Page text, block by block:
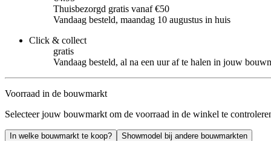
Thuisbezorgd gratis vanaf €50
Vandaag besteld, maandag 10 augustus in huis
Click & collect
gratis
Vandaag besteld, al na een uur af te halen in jouw
Voorraad in de bouwmarkt
Selecteer jouw bouwmarkt om de voorraad in de winkel te
In welke bouwmarkt te koop? Showmodel bij andere bouwmarkten